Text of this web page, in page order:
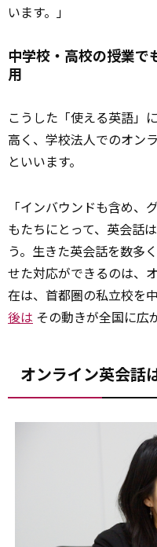
います。」
中学校・高校の授業で
用
こうした「使える英語」
高く、学校法人でのオン
といいます。
「インバウンドも含め、
もたちにとって、英会話
う。生きた英会話を数多
せた対応ができるのは、
在は、首都圏の私立校を
後は その動きが全国に広
オンライン英会話